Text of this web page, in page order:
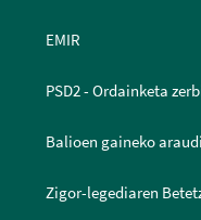
EMIR
PSD2 - Ordainketa
Balioen gaineko
Zigor-legediaren